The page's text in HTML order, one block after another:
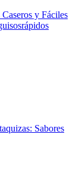
y Fáciles
Sabores